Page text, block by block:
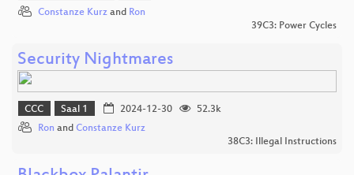
Constanze Kurz and Ron
39C3: Power Cycles
Security Nightmares
CCC Saal 1 2024-12-30
52.3k
Ron and Constanze Kurz
38C3: Illegal Instructions